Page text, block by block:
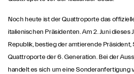
Noch heute ist der Quattroporte das
italienischen Präsidenten. Am 2. Juni dieses
Republik, bestieg der amtierende Präsident,
Quattroporte der 6. Generation. Bei der
handelt es sich um eine Sonderanfertigung